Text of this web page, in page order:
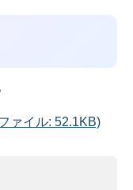
ァイル: 52.1KB)